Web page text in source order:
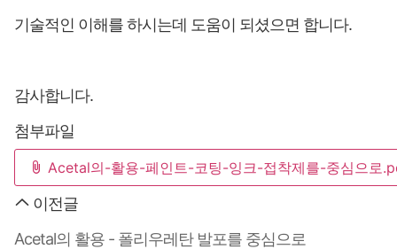
기술적인 이해를 하시는데 도움이 되셨으면 합니다.
감사합니다.
첨부파일
Acetal의-활용-페인트-코팅-잉크-접착제를-중심으로
이전글
Acetal의 활용 - 폴리우레탄 발포를 중심으로